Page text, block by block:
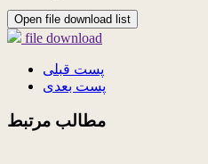
Open file download list
file download
پست قبلی
پست بعدی
مطالب مرتبط